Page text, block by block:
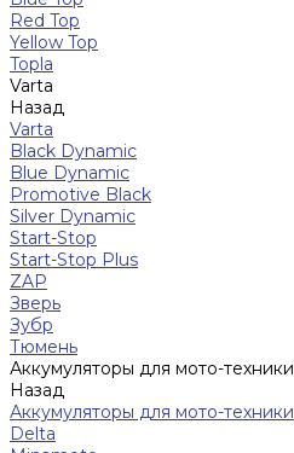
Red Top
Yellow Top
Topla
Varta
Назад
Varta
Black Dynamic
Blue Dynamic
Promotive Black
Silver Dynamic
Start-Stop
Start-Stop Plus
ZAP
Зверь
Зубр
Тюмень
Аккумуляторы для мото-техники
Назад
Аккумуляторы для мото-техники
Delta